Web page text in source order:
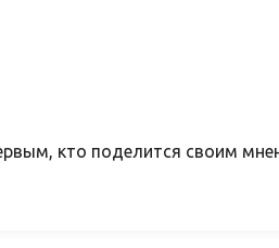
кто поделится своим